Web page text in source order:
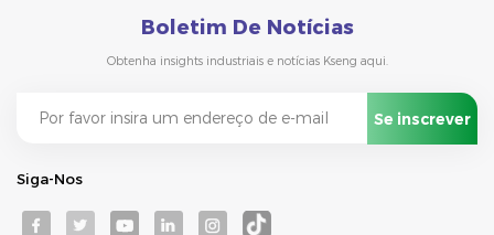
Boletim De Notícias
Obtenha insights industriais e notícias Kseng aqui.
Siga-Nos